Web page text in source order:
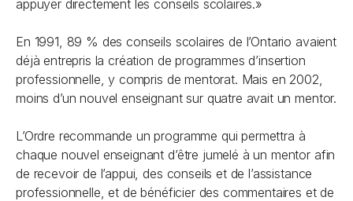
appuyer directement les conseils scolaires.»
En 1991, 89 % des conseils scolaires de l’Ontario avaient
déjà entrepris la création de programmes d’insertion
professionnelle, y compris de mentorat. Mais en 2002,
moins d’un nouvel enseignant sur quatre avait un mentor.
L’Ordre recommande un programme qui permettra à
chaque nouvel enseignant d’être jumelé à un mentor afin
de recevoir de l’appui, des conseils et de l’assistance
professionnelle, et de bénéficier des commentaires et de